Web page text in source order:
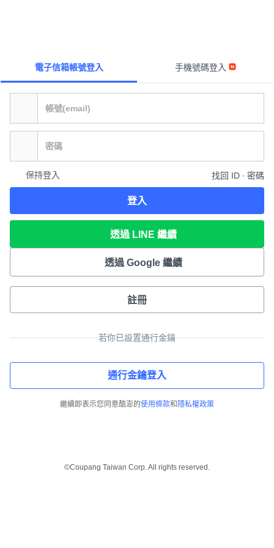
電子信箱帳號登入 手機號碼登入
保持登入 找回 ID ∙ 密碼
登入
透過 LINE 繼續
透過 Google 繼續
註冊
若你已設置通行金鑰
通行金鑰登入
繼續即表示您同意酷澎的使用條款和 隱私權政策
©Coupang Taiwan Corp. All rights reserved.